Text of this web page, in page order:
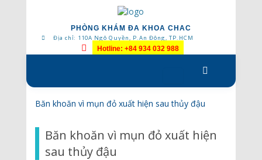
PHÒNG KHÁM ĐA KHOA CHAC
Địa chỉ: 110A Ngô Quyền, P.An Đông, TP.HCM
Hotline: +84 934 032 988
to
content
Băn khoăn vì mụn đỏ xuất hiện sau thủy đậu
Băn khoăn vì mụn đỏ xuất hiện
sau thủy đậu